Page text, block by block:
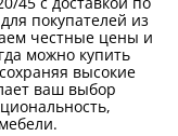
покупателей из
честные цены и
можно купить
высокие
ваш выбор